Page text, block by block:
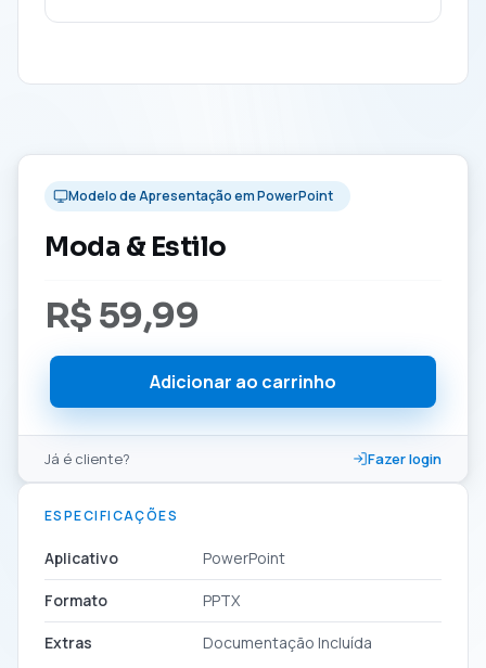
Modelo de Apresentação em PowerPoint
Moda & Estilo
R$ 59,99
Adicionar ao carrinho
Já é cliente? Fazer login
ESPECIFICAÇÕES
Aplicativo PowerPoint
Formato PPTX
Extras Documentação Incluída